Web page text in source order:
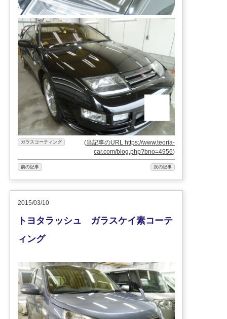
ガラスコーティング (当記事のURL https://www.teoria-
car.com/blog.php?bno=4956)
前の記事 次の記事
2015/03/10
トヨタラッシュ ガラスケイ素コーテ
ィング